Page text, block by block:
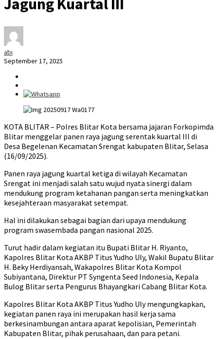
abi
September 17, 2025
KOTA BLITAR – Polres Blitar Kota bersama jajaran Forkopimda
Blitar menggelar panen raya jagung serentak kuartal III di
Desa Begelenan Kecamatan Srengat kabupaten Blitar, Selasa
(16/09/2025).
Panen raya jagung kuartal ketiga di wilayah Kecamatan
Srengat ini menjadi salah satu wujud nyata sinergi dalam
mendukung program ketahanan pangan serta meningkatkan
kesejahteraan masyarakat setempat.
Hal ini dilakukan sebagai bagian dari upaya mendukung
program swasembada pangan nasional 2025.
Turut hadir dalam kegiatan itu Bupati Blitar H. Riyanto,
Kapolres Blitar Kota AKBP Titus Yudho Uly, Wakil Bupatu Blitar
H. Beky Herdiyansah, Wakapolres Blitar Kota Kompol
Subiyantana, Direktur PT Syngenta Seed Indonesia, Kepala
Bulog Blitar serta Pengurus Bhayangkari Cabang Blitar Kota.
Kapolres Blitar Kota AKBP Titus Yudho Uly mengungkapkan,
kegiatan panen raya ini merupakan hasil kerja sama
berkesinambungan antara aparat kepolisian, Pemerintah
Kabupaten Blitar, pihak perusahaan, dan para petani.